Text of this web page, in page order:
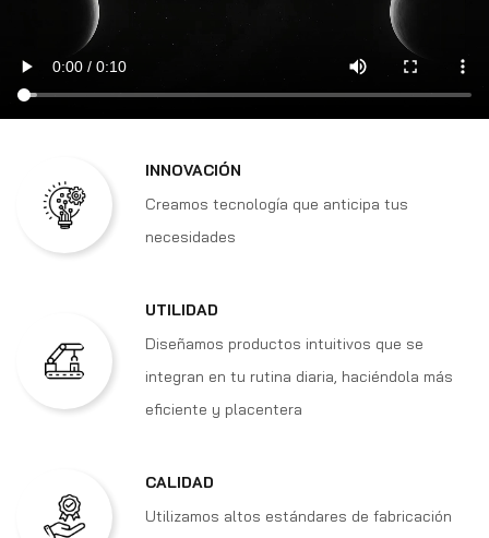
INNOVACIÓN
Creamos tecnología que anticipa tus
necesidades
UTILIDAD
Diseñamos productos intuitivos que se
integran en tu rutina diaria, haciéndola más
eficiente y placentera
CALIDAD
Utilizamos altos estándares de fabricación